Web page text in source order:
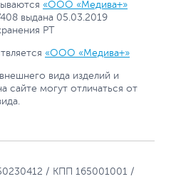
«ООО «Медива+»
выдана 05.03.2019
РТ
«ООО «Медива+»
вида изделий и
сайте могут отличаться от
/ КПП 165001001 /